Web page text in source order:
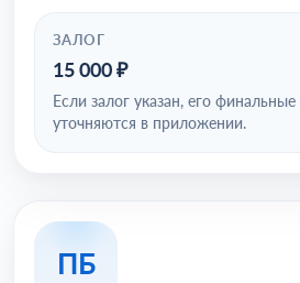
ЗАЛОГ
15 000 ₽
Если залог указан, его финальные
уточняются в приложении.
ПБ